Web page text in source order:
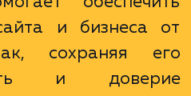
сайта -
взять на веру.